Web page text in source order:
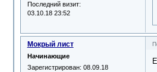
Последний визит:
03.10.18 23:52
Мокрый лист
Начинающие
Зарегистрирован: 08.09.18